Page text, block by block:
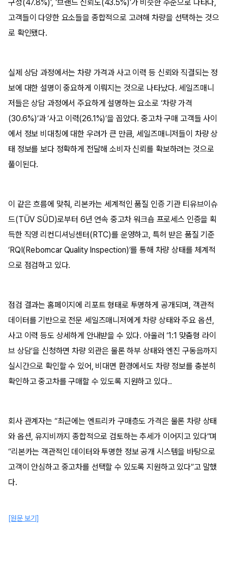
구성(47.8%)’, ‘브랜드 신뢰도(43.5%)’가 비슷한 수준으로 나타나,
고객들이 다양한 요소들을 종합적으로 고려해 차량을 선택하는 것으
로 확인됐다.
실제 상담 과정에서는 차량 가격과 사고 이력 등 신뢰와 직결되는 정
보에 대한 설명이 중요하게 이뤄지는 것으로 나타났다. 세일즈매니
저들은 상담 과정에서 주요하게 설명하는 요소로 ‘차량 가격
(30.6%)’과 ‘사고 이력(26.1%)’을 꼽았다. 중고차 구매 고객들 사이
에서 정보 비대칭에 대한 우려가 큰 만큼, 세일즈매니저들이 차량 상
태 정보를 보다 정확하게 전달해 소비자 신뢰를 확보하려는 것으로
풀이된다.
이 같은 흐름에 맞춰, 리본카는 세계적인 품질 인증 기관 티유브이슈
드(TÜV SÜD)로부터 6년 연속 중고차 워크숍 프로세스 인증을 획
득한 직영 리컨디셔닝센터(RTC)를 운영하고, 특허 받은 품질 기준
‘RQI(Reborncar Quality Inspection)’를 통해 차량 상태를 체계적
으로 점검하고 있다.
점검 결과는 홈페이지에 리포트 형태로 투명하게 공개되며, 객관적
데이터를 기반으로 전문 세일즈매니저에게 차량 상태와 주요 옵션,
사고 이력 등도 상세하게 안내받을 수 있다. 아울러 ‘1:1 맞춤형 라이
브 상담’을 신청하면 차량 외관은 물론 하부 상태와 엔진 구동음까지
실시간으로 확인할 수 있어, 비대면 환경에서도 차량 정보를 충분히
확인하고 중고차를 구매할 수 있도록 지원하고 있다..
회사 관계자는 “최근에는 엔트리카 구매층도 가격은 물론 차량 상태
와 옵션, 유지비까지 종합적으로 검토하는 추세가 이어지고 있다”며
“리본카는 객관적인 데이터와 투명한 정보 공개 시스템을 바탕으로
고객이 안심하고 중고차를 선택할 수 있도록 지원하고 있다”고 말했
다.
[원문 보기]